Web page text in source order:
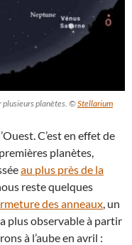
plusieurs planètes. ©Stellarium
C’est en effet de
planètes,
au plus près de la
reste quelques
des anneaux , un
plus observable à partir
à l’aube en avril :